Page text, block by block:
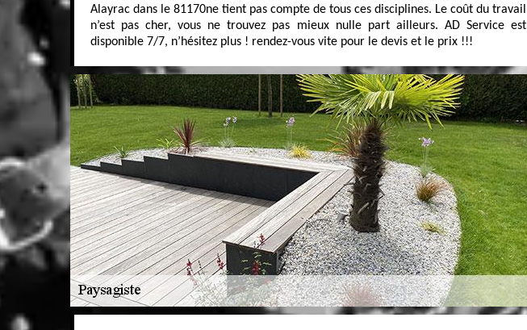
Alayrac dans le 81170ne tient pas compte de tous ces disciplines. Le coût du travail
n’est pas cher, vous ne trouvez pas mieux nulle part ailleurs. AD Service est
disponible 7/7, n’hésitez plus ! rendez-vous vite pour le devis et le prix !!!